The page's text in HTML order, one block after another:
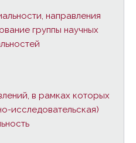
направления
группы научных
в рамках которых
исследовательская)